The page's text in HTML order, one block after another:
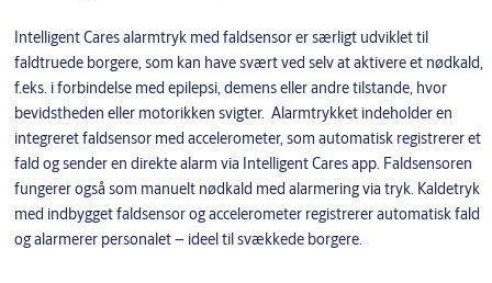
Intelligent Cares alarmtryk med faldsensor er særligt udviklet til
faldtruede borgere, som kan have svært ved selv at aktivere et nødkald,
f.eks. i forbindelse med epilepsi, demens eller andre tilstande, hvor
bevidstheden eller motorikken svigter. Alarmtrykket indeholder en
integreret faldsensor med accelerometer, som automatisk registrerer et
fald og sender en direkte alarm via Intelligent Cares app. Faldsensoren
fungerer også som manuelt nødkald med alarmering via tryk. Kaldetryk
med indbygget faldsensor og accelerometer registrerer automatisk fald
og alarmerer personalet – ideel til svækkede borgere.